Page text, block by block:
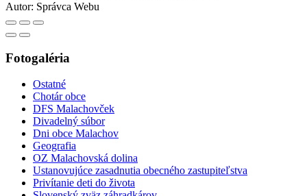
Autor: Správca Webu
Fotogaléria
Ostatné
Chotár obce
DFS Malachovček
Divadelný súbor
Dni obce Malachov
Geografia
OZ Malachovská dolina
Ustanovujúce zasadnutia obecného zastupiteľstva
Privítanie deti do života